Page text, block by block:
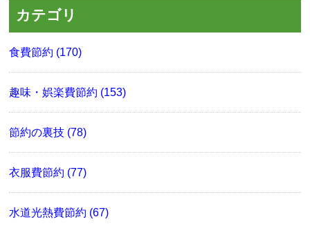
カテゴリ
食費節約 (170)
趣味・娯楽費節約 (153)
節約の裏技 (78)
衣服費節約 (77)
水道光熱費節約 (67)